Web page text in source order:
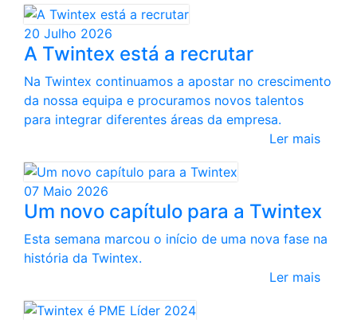
20 Julho 2026
A Twintex está a recrutar
Na Twintex continuamos a apostar no crescimento
da nossa equipa e procuramos novos talentos
para integrar diferentes áreas da empresa.
Ler mais
07 Maio 2026
Um novo capítulo para a Twintex
Esta semana marcou o início de uma nova fase na
história da Twintex.
Ler mais